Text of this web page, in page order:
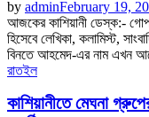
by adminFebruary 19,
আজকের কাশিয়ানী ডেস্ক:-
হিসেবে লেখিকা, কলামিস্ট,
বিনতে আহমেদ-এর নাম এখন
রাতইল
কাশিয়ানীতে মেঘনা